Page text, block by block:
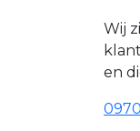
Wij
en